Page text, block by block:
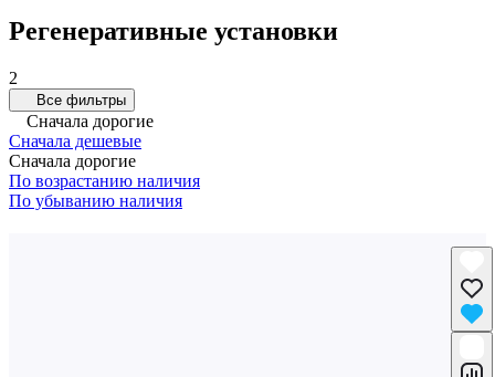
Регенеративные установки
2
Все фильтры
Сначала дорогие
Сначала дешевые
Сначала дорогие
По возрастанию наличия
По убыванию наличия